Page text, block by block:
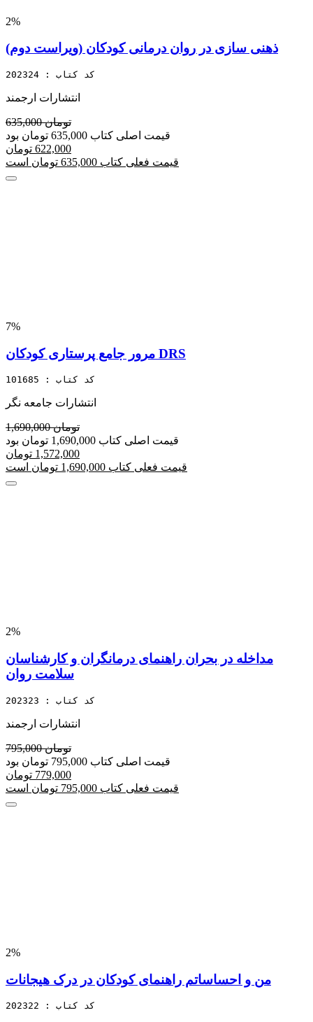
2%
ذهنی سازی در روان درمانی کودکان (ویراست دوم)
کد کتاب : 202324
انتشارات ارجمند
635,000 تومان
قیمت اصلی کتاب 635,000 تومان بود
622,000 تومان
قیمت فعلی کتاب 635,000 تومان است
7%
مرور جامع پرستاری کودکان DRS
کد کتاب : 101685
انتشارات جامعه نگر
1,690,000 تومان
قیمت اصلی کتاب 1,690,000 تومان بود
1,572,000 تومان
قیمت فعلی کتاب 1,690,000 تومان است
2%
مداخله در بحران راهنمای درمانگران و کارشناسان
سلامت روان
کد کتاب : 202323
انتشارات ارجمند
795,000 تومان
قیمت اصلی کتاب 795,000 تومان بود
779,000 تومان
قیمت فعلی کتاب 795,000 تومان است
2%
من و احساساتم راهنمای کودکان در درک هیجانات
کد کتاب : 202322